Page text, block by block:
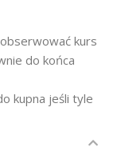
kurs
do końca
kupna jeśli tyle